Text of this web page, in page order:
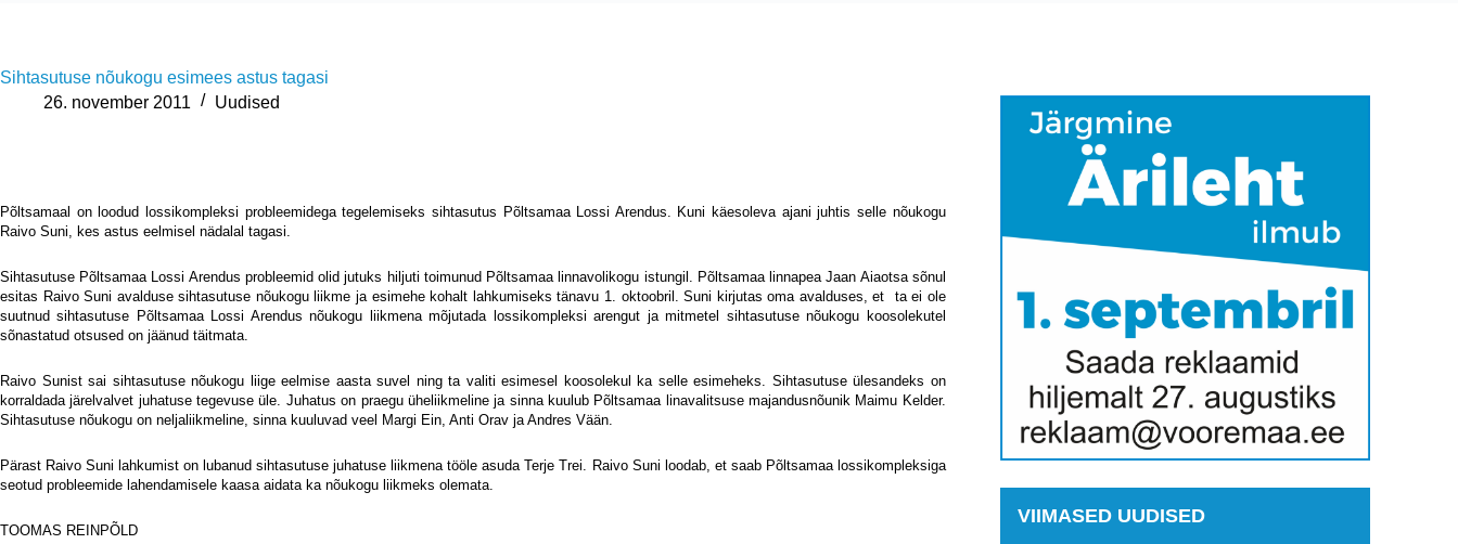
Sihtasutuse nõukogu esimees astus tagasi
26. november 2011
Uudised
Põltsamaal on loodud lossikompleksi probleemidega tegelemiseks sihtasutus Põltsamaa Lossi Arendus. Kuni käesoleva ajani juhtis selle nõukogu
Raivo Suni, kes astus eelmisel nädalal tagasi.
Sihtasutuse Põltsamaa Lossi Arendus probleemid olid jutuks hiljuti toimunud Põltsamaa linnavolikogu istungil. Põltsamaa linnapea Jaan Aiaotsa sõnul
esitas Raivo Suni avalduse sihtasutuse nõukogu liikme ja esimehe kohalt lahkumiseks tänavu 1. oktoobril. Suni kirjutas oma avalduses, et
ta ei ole
suutnud sihtasutuse Põltsamaa Lossi Arendus nõukogu liikmena mõjutada lossikompleksi arengut ja mitmetel sihtasutuse nõukogu koosolekutel
sõnastatud otsused on jäänud täitmata.
Raivo Sunist sai sihtasutuse nõukogu liige eelmise aasta suvel ning ta valiti esimesel koosolekul ka selle esimeheks. Sihtasutuse ülesandeks on
korraldada järelvalvet juhatuse tegevuse üle. Juhatus on praegu üheliikmeline ja sinna kuulub Põltsamaa linavalitsuse majandusnõunik Maimu Kelder.
Sihtasutuse nõukogu on neljaliikmeline, sinna kuuluvad veel Margi Ein, Anti Orav ja Andres Vään.
Pärast Raivo Suni lahkumist on lubanud sihtasutuse juhatuse liikmena tööle asuda Terje Trei. Raivo Suni loodab, et saab Põltsamaa lossikompleksiga
seotud probleemide lahendamisele kaasa aidata ka nõukogu liikmeks olemata.
TOOMAS REINPÕLD
VIIMASED UUDISED